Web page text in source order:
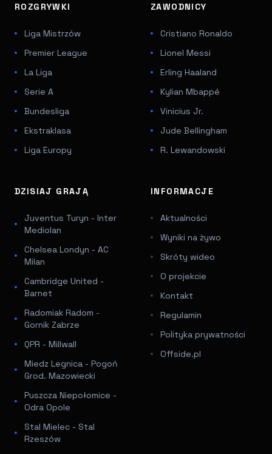
ROZGRYWKI
Liga Mistrzów
Premier League
La Liga
Serie A
Bundesliga
Ekstraklasa
Liga Europy
ZAWODNICY
Cristiano Ronaldo
Lionel Messi
Erling Haaland
Kylian Mbappé
Vinicius Jr.
Jude Bellingham
R. Lewandowski
DZISIAJ GRAJĄ
Juventus Turyn - Inter
Mediolan
Chelsea Londyn - AC
Milan
Cambridge United -
Barnet
Radomiak Radom -
Gornik Zabrze
QPR - Millwall
Miedz Legnica - Pogoń
Grod. Mazowiecki
Puszcza Niepołomice -
Odra Opole
Stal Mielec - Stal
Rzeszów
INFORMACJE
Aktualności
Wyniki na żywo
Skróty wideo
O projekcie
Kontakt
Regulamin
Polityka prywatności
Offside.pl